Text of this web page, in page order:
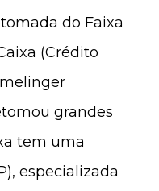
do Faixa
(Crédito
grandes
tem uma
especializada